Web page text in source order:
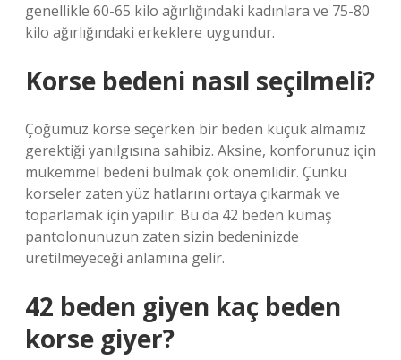
genellikle 60-65 kilo ağırlığındaki kadınlara ve 75-80
kilo ağırlığındaki erkeklere uygundur.
Korse bedeni nasıl seçilmeli?
Çoğumuz korse seçerken bir beden küçük almamız
gerektiği yanılgısına sahibiz. Aksine, konforunuz için
mükemmel bedeni bulmak çok önemlidir. Çünkü
korseler zaten yüz hatlarını ortaya çıkarmak ve
toparlamak için yapılır. Bu da 42 beden kumaş
pantolonunuzun zaten sizin bedeninizde
üretilmeyeceği anlamına gelir.
42 beden giyen kaç beden
korse giyer?